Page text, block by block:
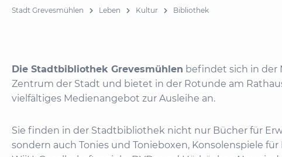
Stadt Grevesmühlen Leben Kultur Bibliothek
Die Stadtbibliothek Grevesmühlen befindet sich in der
Zentrum der Stadt und bietet in der Rotunde am
vielfältiges Medienangebot zur Ausleihe an.
Sie finden in der Stadtbibliothek nicht nur Bücher für
sondern auch Tonies und Tonieboxen, Konsolenspiele